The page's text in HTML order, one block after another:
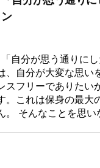
ン
生
「自分が思う通りに
、自分が大変な思い
スフリーでありたい
。これは保身の最大
。 そんなことを思